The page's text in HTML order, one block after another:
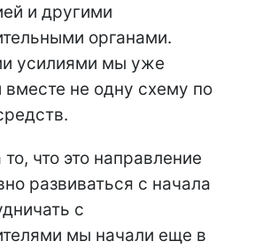
и другими
органами.
усилиями мы уже
вместе не одну схему по
что это направление
развиваться с начала
с
мы начали еще в